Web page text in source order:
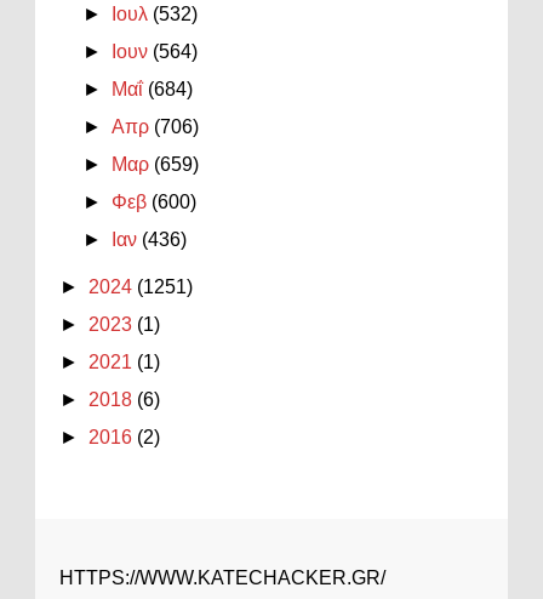
►
Ιουλ (532)
►
Ιουν (564)
►
Μαΐ (684)
►Απρ (706)
►
Μαρ (659)
► Φεβ (600)
►
Ιαν (436)
► 2024 (1251)
► 2023 (1)
► 2021 (1)
► 2018 (6)
► 2016 (2)
HTTPS://WWW.KATECHACKER.GR/